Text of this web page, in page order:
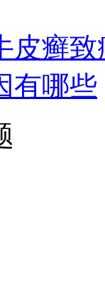
皮癣
有哪些